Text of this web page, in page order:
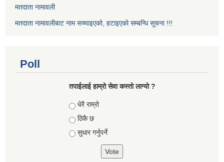
मतदाता नामावली
मतदाता नामावलीबाट नाम सच्याइएको, हटाइएको सम्बन्धि सूचना !!!
Poll
तपाईलाई हाम्रो सेवा कस्तो लाग्यो ?
Choices
धेरै राम्रो
ठिकै छ
सुधार गर्नुपर्ने